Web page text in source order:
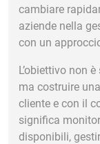
cambiare
aziende nella
con un
L’obiettivo non
ma costruire
cliente e con il
significa
disponibili,